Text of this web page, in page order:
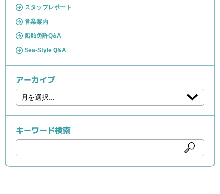
スタッフレポート
営業案内
船舶免許Q&A
Sea-Style Q&A
アーカイブ
キーワード検索